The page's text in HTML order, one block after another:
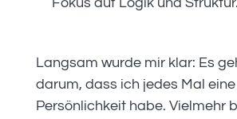
Fokus auf Logik und Struktur.
Langsam wurde mir klar: Es
darum, dass ich jedes Mal
Persönlichkeit habe. Vielmehr